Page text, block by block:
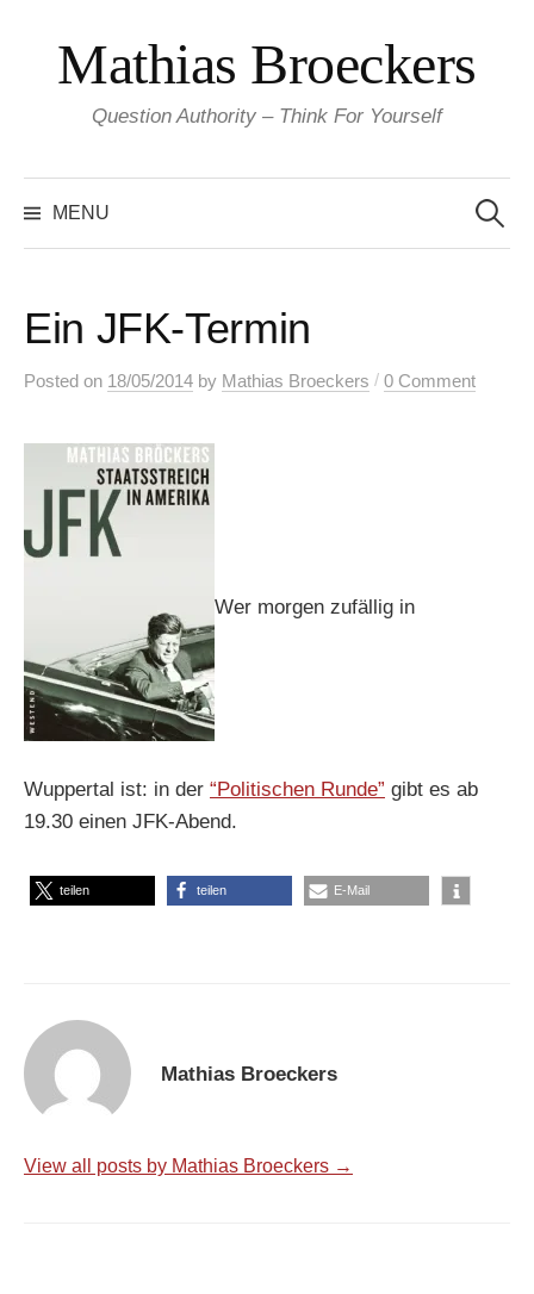
content
Mathias Broeckers
Question Authority – Think For Yourself
MENU
for:
Ein JFK-Termin
Posted on 18/05/2014 by Mathias Broeckers / 0 Comment
Wer morgen zufällig in
Wuppertal ist: in der “Politischen Runde” gibt es ab
19.30 einen JFK-Abend.
teilen teilen E-Mail
Mathias Broeckers
View all posts by Mathias Broeckers →